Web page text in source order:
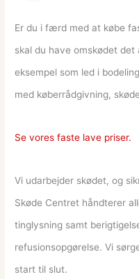
Er du i færd med at købe
skal du have omskødet
eksempel som led i
med køberrådgivning,
Se vores faste lave priser.
Vi udarbejder skødet, og
Skøde Centret håndterer
tinglysning samt
refusionsopgørelse. Vi
start til slut.